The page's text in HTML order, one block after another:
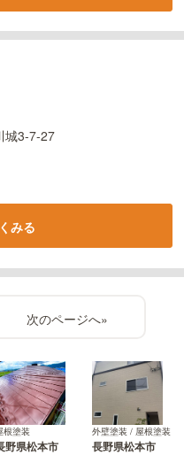
根塗装
野県松本市
外壁塗装 / 屋根塗装
長野県松本市
城3-7-27
みる
»